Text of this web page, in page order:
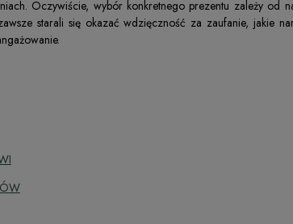
Oczywiście, wybór konkretnego prezentu zależy od
starali się okazać wdzięczność za zaufanie, jakie